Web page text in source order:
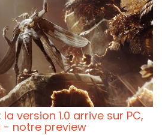
la version 1.0 arrive sur PC,
- notre preview